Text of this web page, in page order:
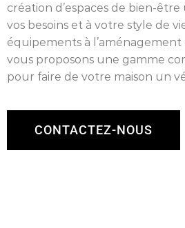
création d’espaces de bien-être
vos besoins et à votre style de
équipements à l’aménagement
vous proposons une gamme
pour faire de votre maison un
CONTACTEZ-NOUS